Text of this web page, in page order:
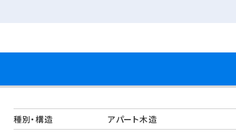
種別・構造
アパート木造